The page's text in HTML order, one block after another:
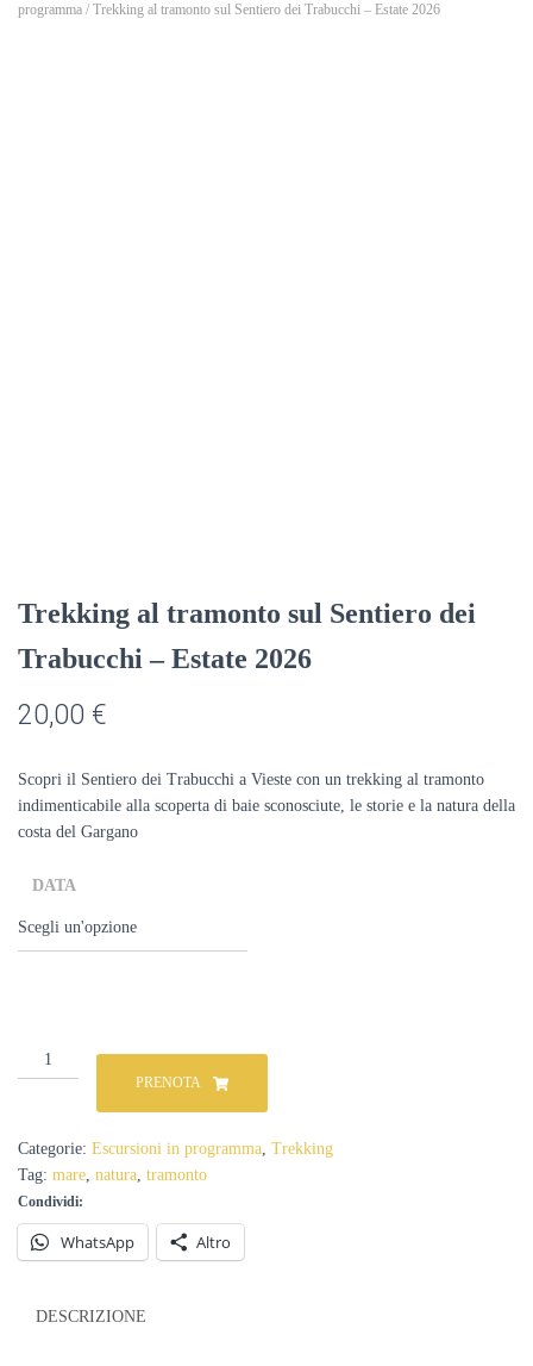
programma / Trekking al tramonto sul Sentiero dei Trabucchi – Estate 2026
Trekking al tramonto sul Sentiero dei
Trabucchi – Estate 2026
20,00 €
Scopri il Sentiero dei Trabucchi a Vieste con un trekking al tramonto
indimenticabile alla scoperta di baie sconosciute, le storie e la natura della
costa del Gargano
DATA
Trekking
al
Sentiero
dei
Trabucchi
-
Estate
2026
PRENOTA
Categorie: Escursioni in programma, Trekking
Tag: mare, natura, tramonto
Condividi:
WhatsApp Altro
DESCRIZIONE